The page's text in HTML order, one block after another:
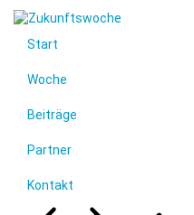
Start
Woche
Beiträge
Partner
Kontakt